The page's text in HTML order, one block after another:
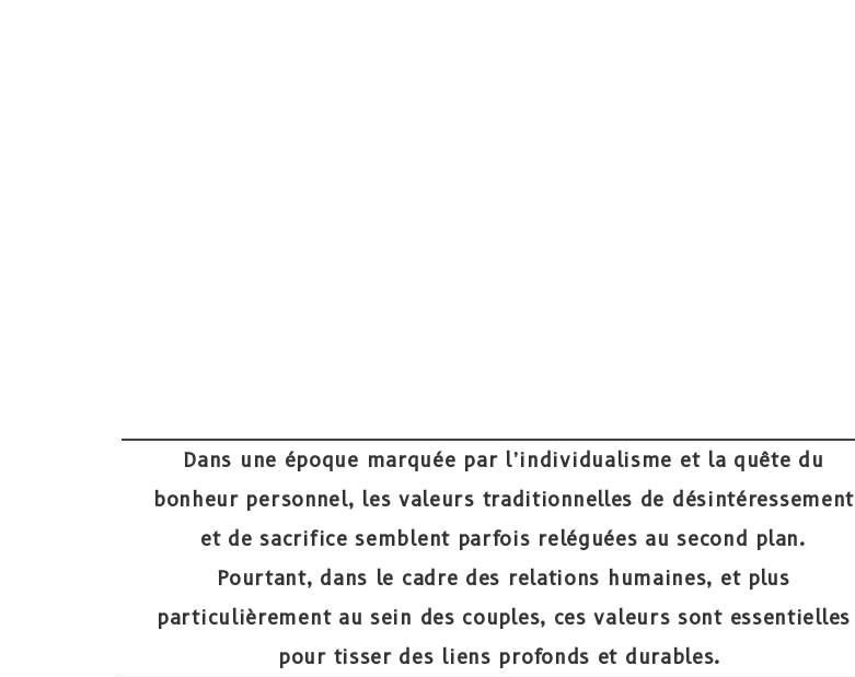
Dans une époque marquée par l’individualisme et la quête du
bonheur personnel, les valeurs traditionnelles de désintéressement
et de sacrifice semblent parfois reléguées au second plan.
Pourtant, dans le cadre des relations humaines, et plus
particulièrement au sein des couples, ces valeurs sont essentielles
pour tisser des liens profonds et durables.